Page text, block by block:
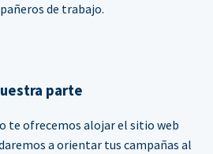
de trabajo.
parte
te ofrecemos alojar el sitio web
a orientar tus campañas al